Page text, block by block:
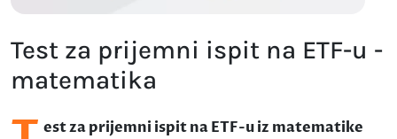
Test za prijemni ispit na ETF-u -
matematika
est za prijemni ispit na ETF-u iz matematike